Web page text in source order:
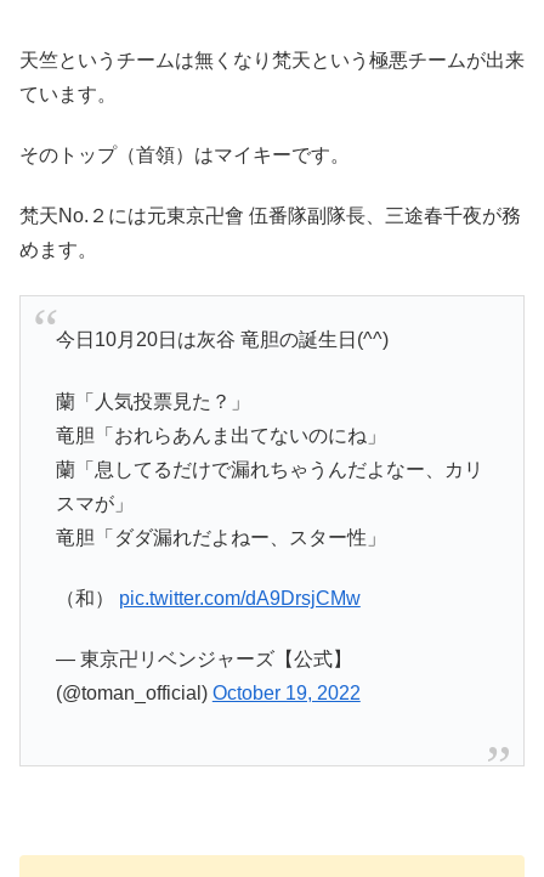
天竺というチームは無くなり梵天という極悪チームが出来
ています。
そのトップ（首領）はマイキーです。
梵天No.２には元東京卍會 伍番隊副隊長、三途春千夜が務
めます。
今日10月20日は灰谷 竜胆の誕生日(^^)
蘭「人気投票見た？」
竜胆「おれらあんま出てないのにね」
蘭「息してるだけで漏れちゃうんだよなー、カリ
スマが」
竜胆「ダダ漏れだよねー、スター性」
（和） pic.twitter.com/dA9DrsjCMw
— 東京卍リベンジャーズ【公式】
(@toman_official) October 19, 2022